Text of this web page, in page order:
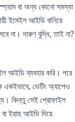
বা অন্য কোনো সমস্যা
ইমেইল আইডি বানিয়ে
না। দারুণ বুদ্ধি, তাই না?
আইডি ব্যবহার করি। পরে
একইভাবে, ডেটিং অ্যাপেও
কিন্তু সেই প্রোফাইল
ইয়াহু আইডি দিয়ে